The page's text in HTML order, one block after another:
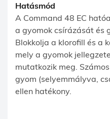
Hatásmód
A Command 48 EC
a gyomok csírázását és
Blokkolja a klorofill és a
mely a gyomok
mutatkozik meg.
gyom (selyemmályva,
ellen hatékony.